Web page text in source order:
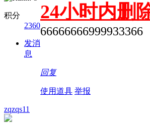
积分
2360
发消
息
24小时内删
66666666999933366
回复
使用道具 举报
zqzqs11